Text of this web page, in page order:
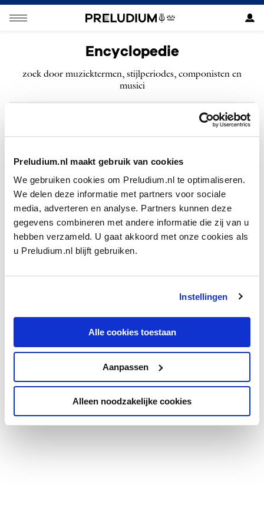
Preludium.nl maakt gebruik van cookies
We gebruiken cookies om Preludium.nl te optimaliseren.
We delen deze informatie met partners voor sociale
media, adverteren en analyse. Partners kunnen deze
gegevens combineren met andere informatie die zij van u
hebben verzameld. U gaat akkoord met onze cookies als
u Preludium.nl blijft gebruiken.
Instellingen
Alle cookies toestaan
Aanpassen
Alleen noodzakelijke cookies
Encyclopedie
zoek door muziektermen, stijlperiodes, componisten en
musici
ZOEKEN
W Wiener Klaviertrio
Wishful Singing